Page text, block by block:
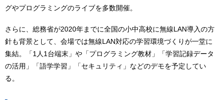
グやプログラミングのライブを多数開催。
さらに、総務省が2020年までに全国の小中高校に無線LAN導入の方
針も背景として、会場では無線LAN対応の学習環境づくりが一堂に
集結。「1人1台端末」や「プログラミング教材」「学習記録データ
の活用」「語学学習」「セキュリティ」などのデモを予定してい
る。